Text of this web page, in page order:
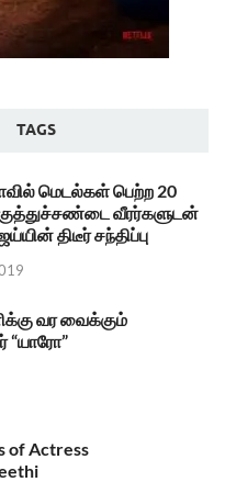
TAGS
மெடல்கள் பெற்ற 20
குத்துச்சண்டை வீரர்களுடன்
திடீர் சந்திப்பு
வர வைக்கும்
“யாரோ”
of Actress